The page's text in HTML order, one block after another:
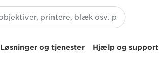
Løsninger og tjenester Hjælp og support